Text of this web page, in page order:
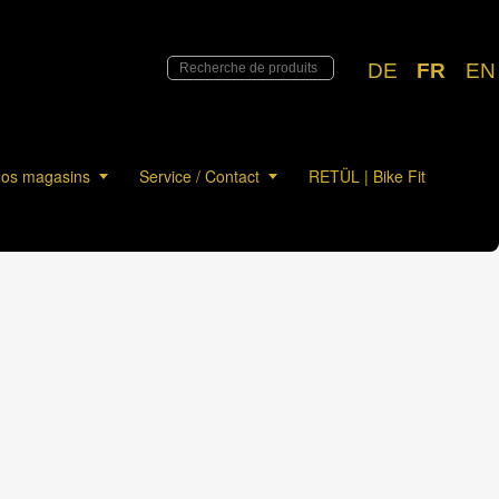
DE FR EN
magasins Service / Contact RETÜL | Bike Fit